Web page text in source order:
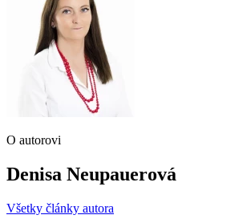
O autorovi
Denisa Neupauerová
Všetky články autora